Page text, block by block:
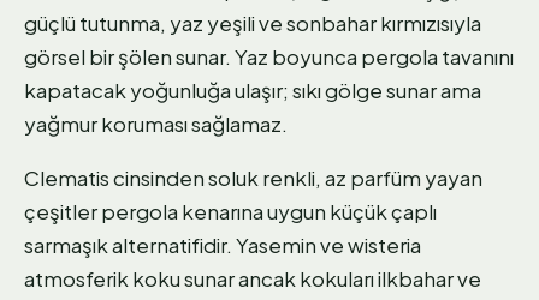
güçlü tutunma, yaz yeşili ve sonbahar kırmızısıyla
görsel bir şölen sunar. Yaz boyunca pergola tavanını
kapatacak yoğunluğa ulaşır; sıkı gölge sunar ama
yağmur koruması sağlamaz.
Clematis cinsinden soluk renkli, az parfüm yayan
çeşitler pergola kenarına uygun küçük çaplı
sarmaşık alternatifidir. Yasemin ve wisteria
atmosferik koku sunar ancak kokuları ilkbahar ve